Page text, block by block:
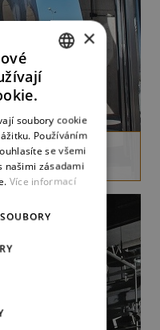
GERMAN
×
soubory cookie
Používáním
se všemi
našimi zásadami
Více informací